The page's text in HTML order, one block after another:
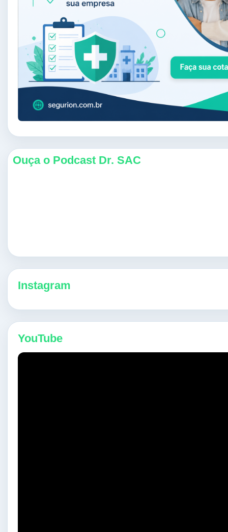
Ouça o Podcast Dr. SAC
Instagram
YouTube